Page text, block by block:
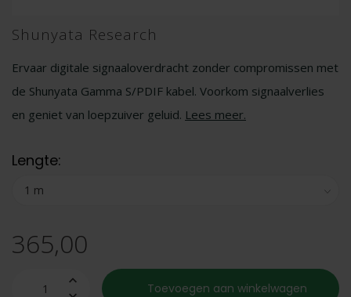
Shunyata Research
Ervaar digitale signaaloverdracht zonder compromissen met
de Shunyata Gamma S/PDIF kabel. Voorkom signaalverlies
en geniet van loepzuiver geluid. Lees meer.
Lengte:
365,00
Toevoegen aan winkelwagen